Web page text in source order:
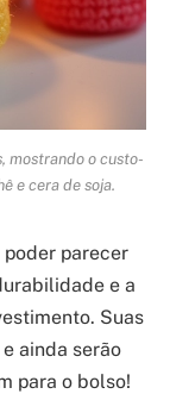
mostrando o custo-
e cera de soja.
parecer
e a
Suas
ainda serão
para o bolso!